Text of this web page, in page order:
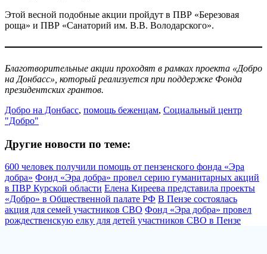
Этой весной подобные акции пройдут в ПВР «Березовая
роща» и ПВР «Санаторий им. В.В. Володарского».
Благотворительные акции проходят в рамках проекта «Добро
на Донбасс», который реализуется при поддержке Фонда
президентских грантов.
Добро на Донбасс, помощь беженцам, Социальный центр
"Добро"
Другие новости по теме:
600 человек получили помощь от пензенского фонда «Эра
добра» Фонд «Эра добра» провел серию гуманитарных акций
в ПВР Курской области Елена Киреева представила проекты
«Добро» в Общественной палате РФ В Пензе состоялась
акция для семей участников СВО Фонд «Эра добра» провел
рождественскую елку для детей участников СВО в Пензе